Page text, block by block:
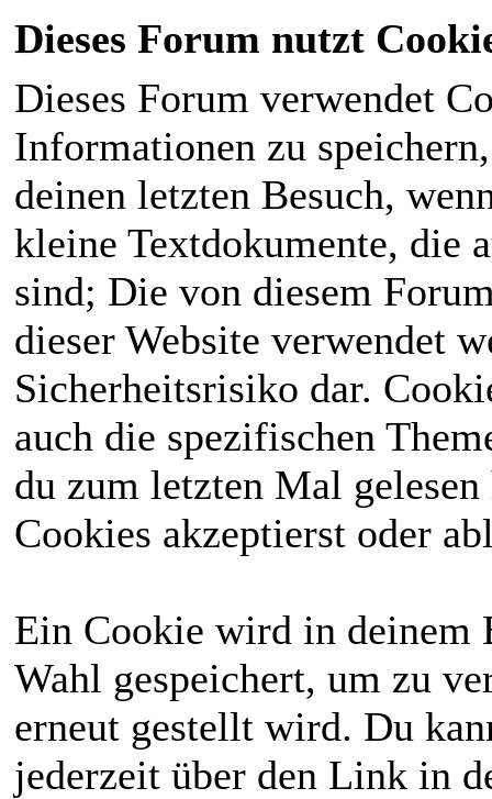
Dieses Forum nutzt
Dieses Forum verwendet
Informationen zu
deinen letzten Besuch,
kleine Textdokumente, die
sind; Die von diesem
dieser Website verwendet
Sicherheitsrisiko dar.
auch die spezifischen
du zum letzten Mal
Cookies akzeptierst oder
Ein Cookie wird in deinem
Wahl gespeichert, um zu
erneut gestellt wird. Du
jederzeit über den Link in